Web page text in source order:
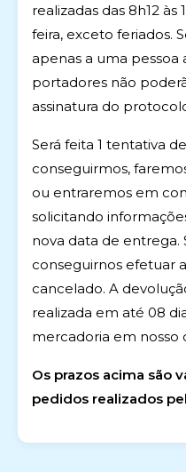
realizadas das 8h12 às
feira, exceto feriados.
apenas a uma pessoa
portadores não
assinatura do
Será feita 1 tentativa
conseguirmos,
ou entraremos em
solicitando
nova data de entrega.
conseguirnos efetuar
cancelado. A
realizada em até 08
mercadoria em nosso
Os prazos acima são
pedidos realizados